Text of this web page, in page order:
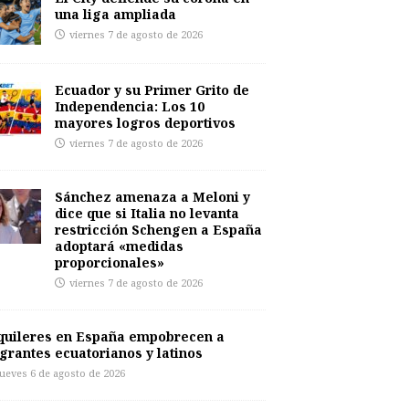
una liga ampliada
viernes 7 de agosto de 2026
Ecuador y su Primer Grito de
Independencia: Los 10
mayores logros deportivos
viernes 7 de agosto de 2026
Sánchez amenaza a Meloni y
dice que si Italia no levanta
restricción Schengen a España
adoptará «medidas
proporcionales»
viernes 7 de agosto de 2026
en España empobrecen a
ecuatorianos y latinos
6 de agosto de 2026